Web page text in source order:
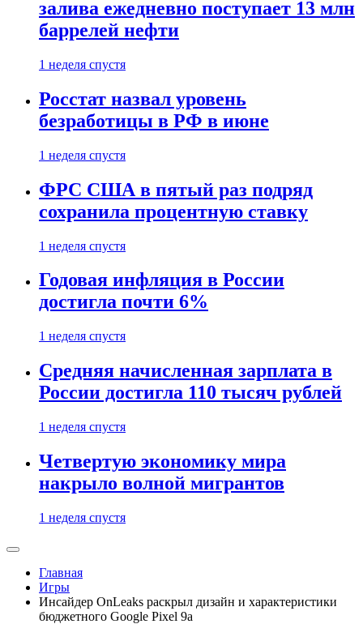
залива ежедневно поступает 13 млн
баррелей нефти
1 неделя спустя
Росстат назвал уровень
безработицы в РФ в июне
1 неделя спустя
ФРС США в пятый раз подряд
сохранила процентную ставку
1 неделя спустя
Годовая инфляция в России
достигла почти 6%
1 неделя спустя
Средняя начисленная зарплата в
России достигла 110 тысяч рублей
1 неделя спустя
Четвертую экономику мира
накрыло волной мигрантов
1 неделя спустя
Главная
Игры
Инсайдер OnLeaks раскрыл дизайн и характеристики
бюджетного Google Pixel 9a